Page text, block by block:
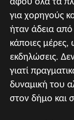
για χορηγούς
ήταν άδεια από
κάποιες
εκδηλώσεις.
γιατί
δυναμική του
στον δήμο και